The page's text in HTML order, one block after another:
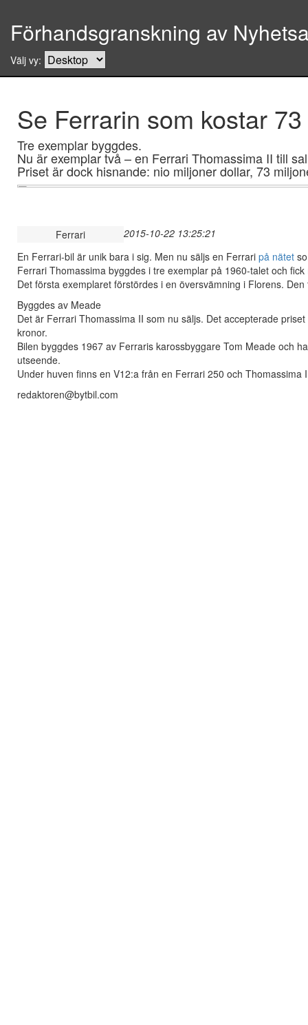
Förhandsgranskning av
Välj vy:
Se Ferrarin som kostar
Tre exemplar byggdes.
Nu är exemplar två – en Ferrari Thomassima II till
Priset är dock hisnande: nio miljoner dollar, 73
2015-10-22 13:25:21
Ferrari
En Ferrari-bil är unik bara i sig. Men nu säljs en Ferrari på nätet
Ferrari Thomassima byggdes i tre exemplar på 1960-talet och
Det första exemplaret förstördes i en översvämning i Florens.
Byggdes av Meade
Det är Ferrari Thomassima II som nu säljs. Det accepterade
kronor.
Bilen byggdes 1967 av Ferraris karossbyggare Tom Meade och
utseende.
Under huven finns en V12:a från en Ferrari 250 och Thomassima
redaktoren@bytbil.com